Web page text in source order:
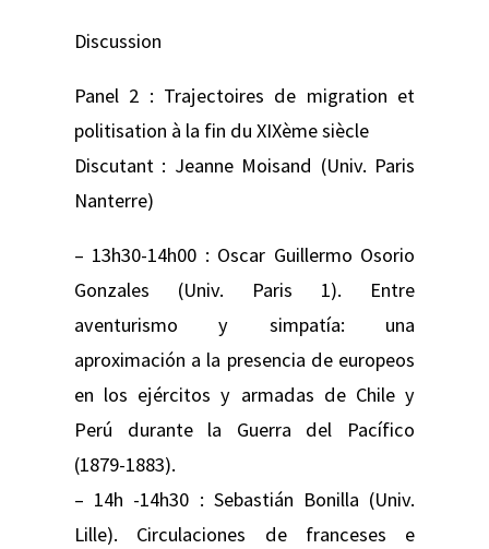
Discussion
Panel 2 : Trajectoires de migration et
politisation à la fin du XIXème siècle
Discutant : Jeanne Moisand (Univ. Paris
Nanterre)
– 13h30-14h00 : Oscar Guillermo Osorio
Gonzales (Univ. Paris 1). Entre
aventurismo y simpatía: una
aproximación a la presencia de europeos
en los ejércitos y armadas de Chile y
Perú durante la Guerra del Pacífico
(1879-1883).
– 14h -14h30 : Sebastián Bonilla (Univ.
Lille). Circulaciones de franceses e